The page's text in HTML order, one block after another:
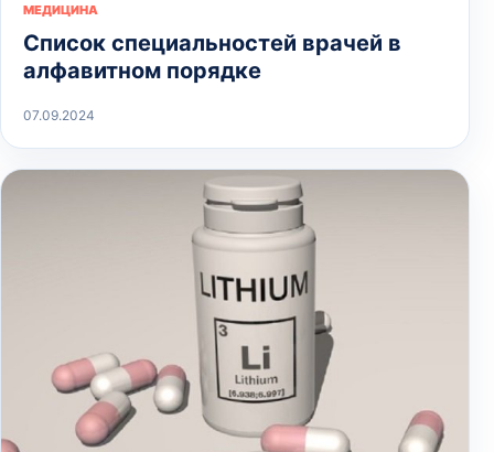
МЕДИЦИНА
Список специальностей врачей в
алфавитном порядке
07.09.2024